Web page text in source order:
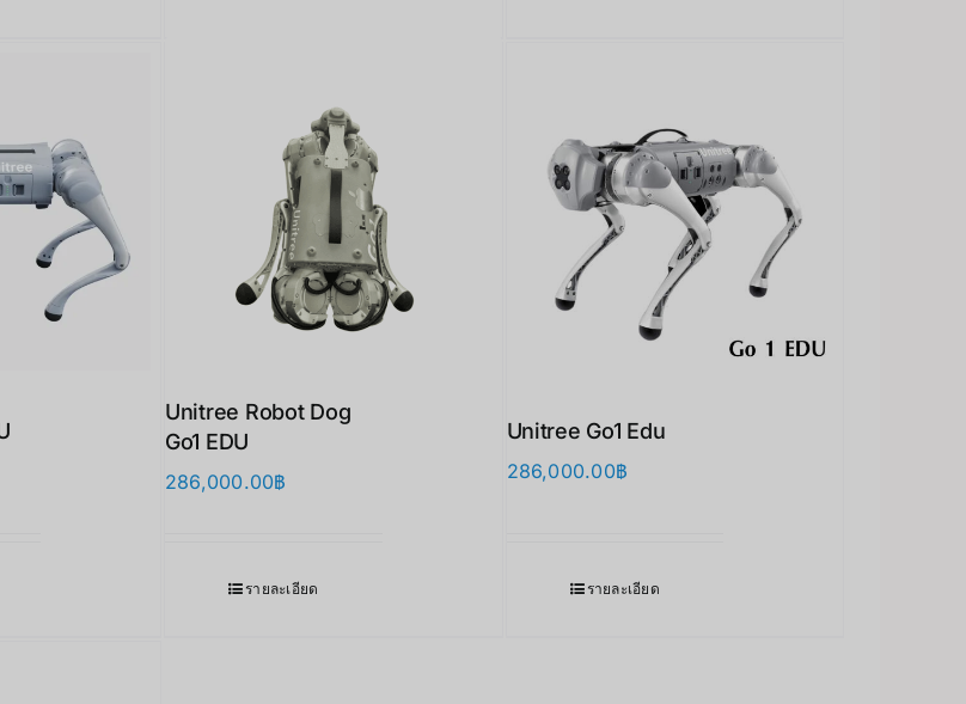
Unitree Robot Dog
Go1 EDU
286,000.00฿
รายละเอียด
Unitree Go1 Edu
286,000.00฿
รายละเอียด